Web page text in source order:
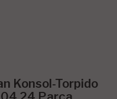
Konsol-Torpido